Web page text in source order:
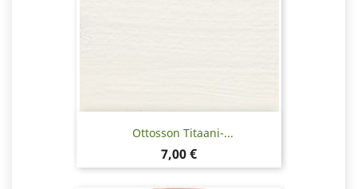
Ottosson Titaani-...
Hinta
7,00 €